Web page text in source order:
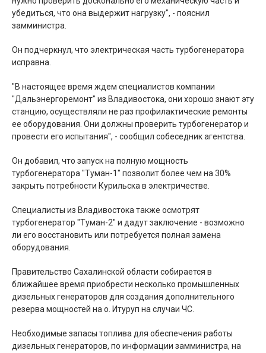
убедиться, что она выдержит нагрузку", - пояснил
замминистра.
Он подчеркнул, что электрическая часть турбогенератора
исправна.
"В настоящее время ждем специалистов компании
"Дальэнергоремонт" из Владивостока, они хорошо знают эту
станцию, осуществляли не раз профилактические ремонты
ее оборудования. Они должны проверить турбогенератор и
провести его испытания", - сообщил собеседник агентства.
Он добавил, что запуск на полную мощность
турбогенератора "Туман-1" позволит более чем на 30%
закрыть потребности Курильска в электричестве.
Специалисты из Владивостока также осмотрят
турбогенератор "Туман-2" и дадут заключение - возможно
ли его восстановить или потребуется полная замена
оборудования.
Правительство Сахалинской области собирается в
ближайшее время приобрести несколько промышленных
дизельных генераторов для создания дополнительного
резерва мощностей на о. Итуруп на случаи ЧС.
Необходимые запасы топлива для обеспечения работы
дизельных генераторов, по информации замминистра, на